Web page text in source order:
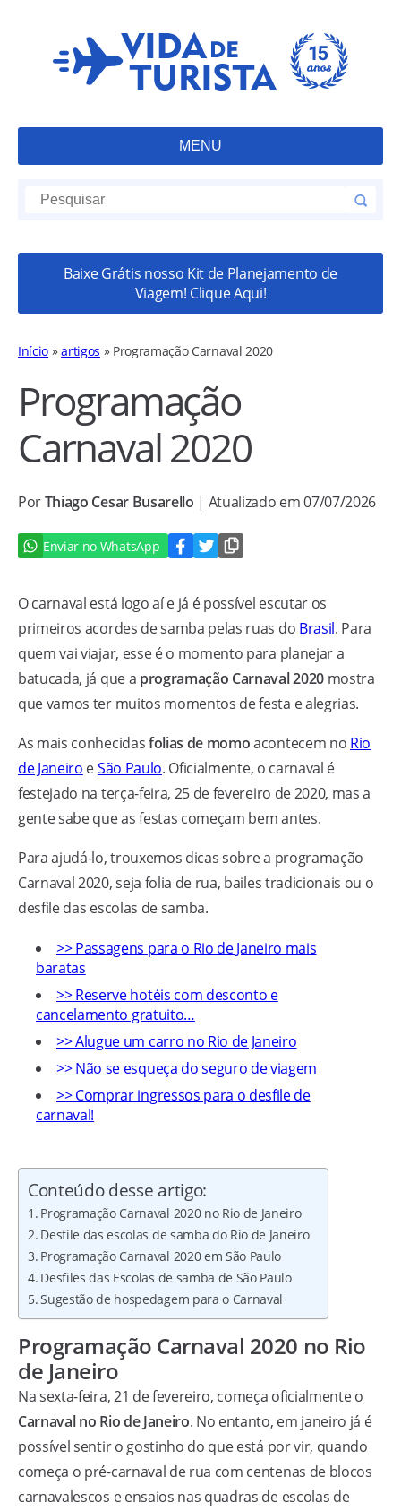
MENU
Baixe Grátis nosso Kit de Planejamento de
Viagem! Clique Aqui!
Início »artigos » Programação Carnaval 2020
Programação
Carnaval 2020
PorThiago Cesar Busarello | Atualizado em 07/07/2026
Enviar no WhatsApp
O carnaval está logo aí e já é possível escutar os
primeiros acordes de samba pelas ruas do Brasil. Para
quem vai viajar, esse é o momento para planejar a
batucada, já que a programação Carnaval 2020mostra
que vamos ter muitos momentos de festa e alegrias.
As mais conhecidasfolias de momoacontecem no Rio
de Janeiro eSão Paulo. Oficialmente, o carnaval é
festejado na terça-feira, 25 de fevereiro de 2020, mas a
gente sabe que as festas começam bem antes.
Para ajudá-lo, trouxemos dicas sobre a programação
Carnaval 2020, seja folia de rua, bailes tradicionais ou o
desfile das escolas de samba.
>> Passagens para o Rio de Janeiro mais
baratas
>> Reserve hotéis com desconto e
cancelamento gratuito…
>> Alugue um carro no Rio de Janeiro
>> Não se esqueça do seguro de viagem
>> Comprar ingressos para o desfile de
carnaval!
Conteúdo desse artigo:
Programação Carnaval 2020 no Rio de Janeiro
Desfile das escolas de samba do Rio de Janeiro
Programação Carnaval 2020 em São Paulo
Desfiles das Escolas de samba de São Paulo
Sugestão de hospedagem para o Carnaval
Programação Carnaval 2020 no Rio
de Janeiro
Na sexta-feira, 21 de fevereiro, começa oficialmente o
Carnaval no Rio de Janeiro. No entanto, em janeiro já é
possível sentir o gostinho do que está por vir, quando
começa o pré-carnaval de rua com centenas de blocos
carnavalescos e ensaios nas quadras de escolas de